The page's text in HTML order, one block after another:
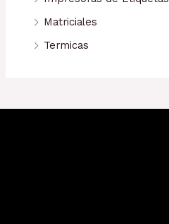
Matriciales
Termicas